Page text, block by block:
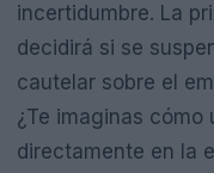
incertidumbre. La
decidirá si se
cautelar sobre el
¿Te imaginas cómo
directamente en la